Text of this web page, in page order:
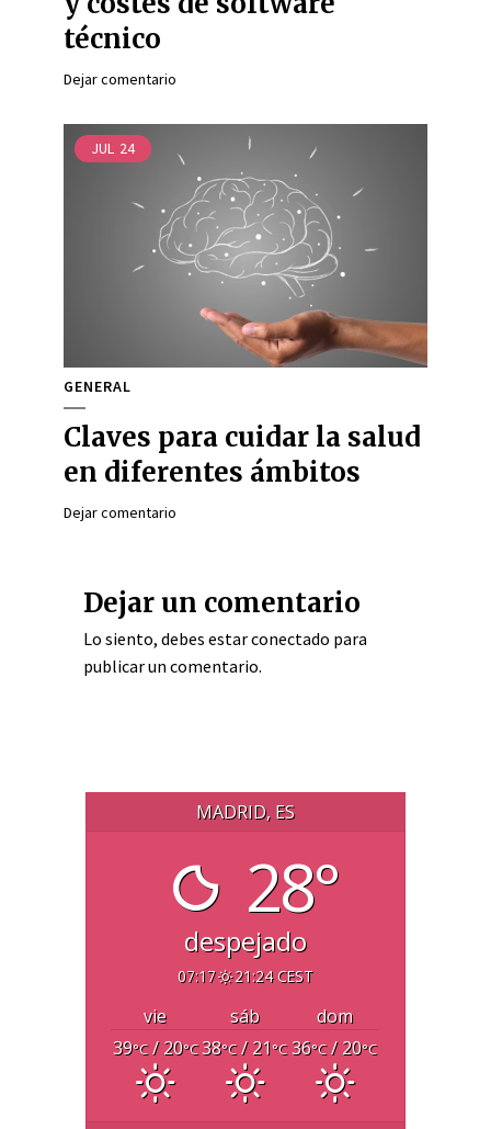
técnico
Dejar comentario
JUL 24
GENERAL
Claves para cuidar la salud
en diferentes ámbitos
Dejar comentario
Dejar un comentario
Lo siento, debes estarconectado para
publicar un comentario.
MADRID, ES
28°
despejado
07:17 21:24 CEST
vie sáb
dom
39°C/ 20°C38°C/ 21°C 36°C/ 20°C